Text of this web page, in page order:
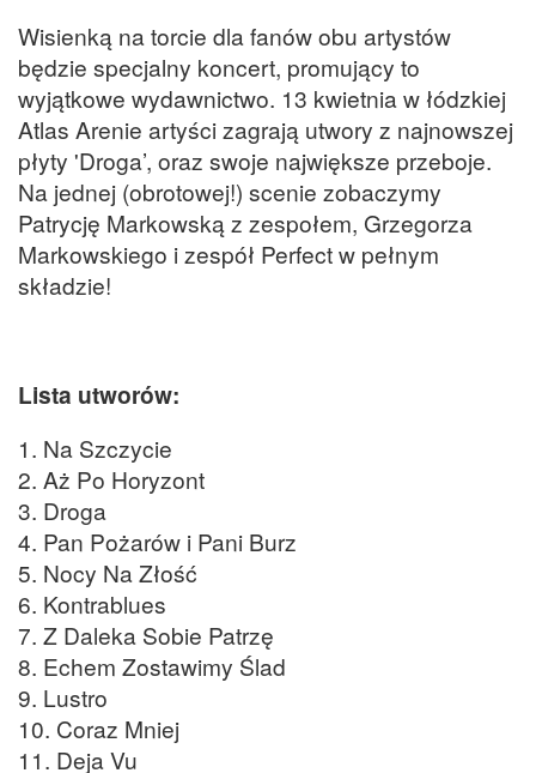
Wisienką na torcie dla fanów obu artystów
będzie specjalny koncert, promujący to
wyjątkowe wydawnictwo. 13 kwietnia w łódzkiej
Atlas Arenie artyści zagrają utwory z najnowszej
płyty 'Droga’, oraz swoje największe przeboje.
Na jednej (obrotowej!) scenie zobaczymy
Patrycję Markowską z zespołem, Grzegorza
Markowskiego i zespół Perfect w pełnym
składzie!
Lista utworów:
1. Na Szczycie
2. Aż Po Horyzont
3. Droga
4. Pan Pożarów i Pani Burz
5. Nocy Na Złość
6. Kontrablues
7. Z Daleka Sobie Patrzę
8. Echem Zostawimy Ślad
9. Lustro
10. Coraz Mniej
11. Deja Vu